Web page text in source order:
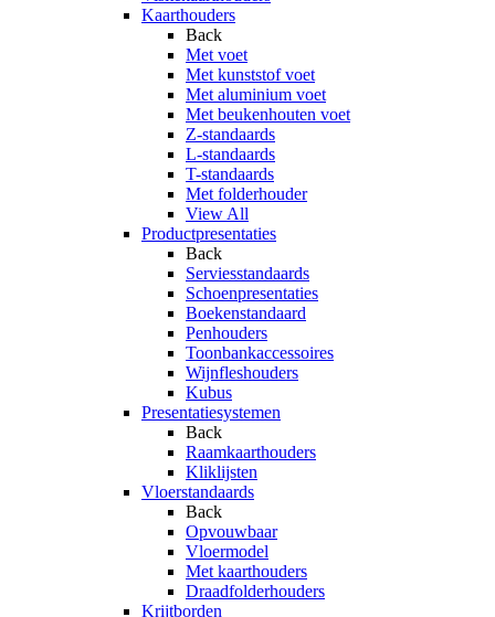
Kaarthouders
Back
Met voet
Met kunststof voet
Met aluminium voet
Met beukenhouten voet
Z-standaards
L-standaards
T-standaards
Met folderhouder
View All
Productpresentaties
Back
Serviesstandaards
Schoenpresentaties
Boekenstandaard
Penhouders
Toonbankaccessoires
Wijnfleshouders
Kubus
Presentatiesystemen
Back
Raamkaarthouders
Kliklijsten
Vloerstandaards
Back
Opvouwbaar
Vloermodel
Met kaarthouders
Draadfolderhouders
Krijtborden